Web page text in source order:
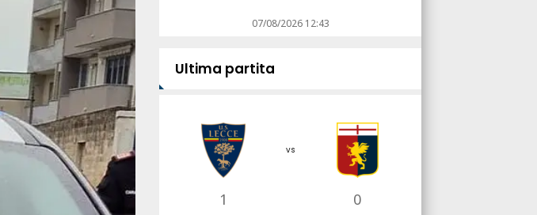
07/08/2026 12:43
Ultima partita
1
vs
0